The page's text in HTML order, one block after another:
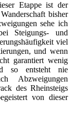
Etappe ist der
bisher
sehe ich
Steigungs- und
viel
und wenn
garantiert wenig
so entsteht nie
Abzweigungen
des Rheinsteigs
von dieser